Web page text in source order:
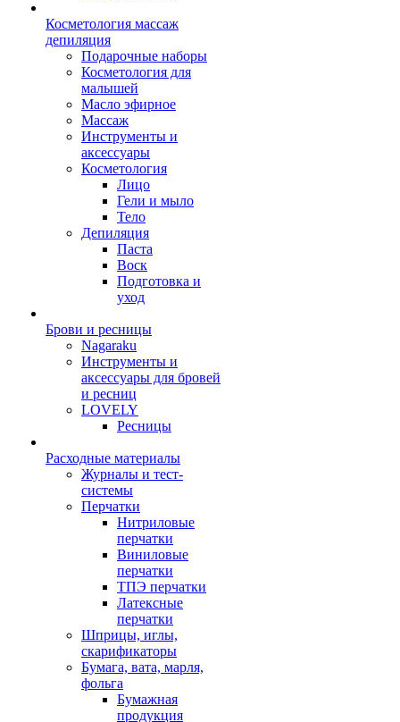
Косметология массаж
депиляция
Подарочные наборы
Косметология для
малышей
Масло эфирное
Массаж
Инструменты и
аксессуары
Косметология
Лицо
Гели и мыло
Тело
Депиляция
Паста
Воск
Подготовка и
уход
Брови и ресницы
Nagaraku
Инструменты и
аксессуары для бровей
и ресниц
LOVELY
Ресницы
Расходные материалы
Журналы и тест-
системы
Перчатки
Нитриловые
перчатки
Виниловые
перчатки
ТПЭ перчатки
Латексные
перчатки
Шприцы, иглы,
скарификаторы
Бумага, вата, марля,
фольга
Бумажная
продукция